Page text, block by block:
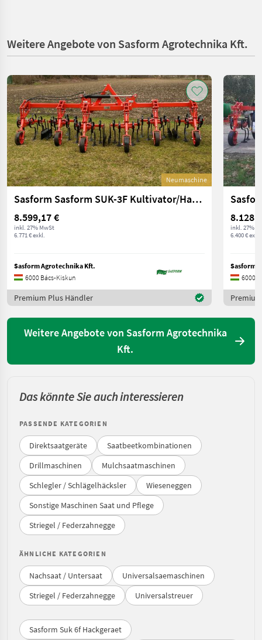
Weitere Angebote von Sasform Agrotechnika Kft.
Neumaschine
Sasform Sasform SUK-3F Kultivator/Hackgerät
8.599,17 €
inkl. 27% MwSt
6.771 € exkl.
Sasform Agrotechnika Kft.
6000 Bács-Kiskun
Premium Plus Händler
8.128 €
inkl. 27%
6.400 € exkl.
Sasform
6000
Weitere Angebote von Sasform Agrotechnika
Kft.
Das könnte Sie auch interessieren
PASSENDE KATEGORIEN
Direktsaatgeräte
Saatbeetkombinationen
Drillmaschinen
Mulchsaatmaschinen
Schlegler / Schlägelhäcksler
Wieseneggen
Sonstige Maschinen Saat und Pflege
Striegel / Federzahnegge
ÄHNLICHE KATEGORIEN
Nachsaat / Untersaat
Universalsaemaschinen
Striegel / Federzahnegge
Universalstreuer
Sasform Suk 6f Hackgeraet